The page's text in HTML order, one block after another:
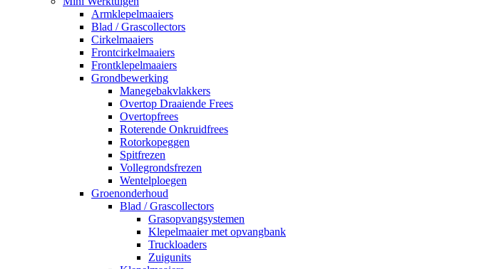
Armklepelmaaiers
Blad / Grascollectors
Cirkelmaaiers
Frontcirkelmaaiers
Frontklepelmaaiers
Grondbewerking
Manegebakvlakkers
Overtop Draaiende Frees
Overtopfrees
Roterende Onkruidfrees
Rotorkopeggen
Spitfrezen
Vollegrondsfrezen
Wentelploegen
Groenonderhoud
Blad / Grascollectors
Grasopvangsystemen
Klepelmaaier met opvangbank
Truckloaders
Zuigunits